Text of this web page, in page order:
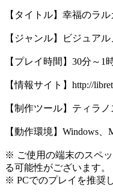
【タイトル】幸福のラル
【ジャンル】ビジュア
【プレイ時間】30分～1
【情報サイト】http://
【制作ツール】ティラ
【動作環境】Windows
※ ご使用の端末のスペ
る可能性がございます。
※ PCでのプレイを推奨